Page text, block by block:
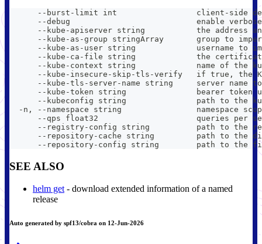
--burst-limit int                 client-side
--debug                           enable
--kube-apiserver string           the address
--kube-as-group stringArray       group to
--kube-as-user string             username to
--kube-ca-file string             the
--kube-context string             name of the
--kube-insecure-skip-tls-verify   if true, the
--kube-tls-server-name string     server name
--kube-token string               bearer token
--kubeconfig string               path to the
-n, --namespace string                namespace
--qps float32                     queries per
--registry-config string          path to the
--repository-cache string         path to the
--repository-config string        path to the
SEE ALSO
helm get - download extended information of a named
release
Auto generated by spf13/cobra on 12-Jun-2026